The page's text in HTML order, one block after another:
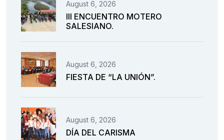
August 6, 2026
III ENCUENTRO MOTERO
SALESIANO.
August 6, 2026
FIESTA DE “LA UNIÓN”.
August 6, 2026
DÍA DEL CARISMA